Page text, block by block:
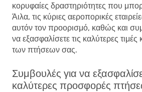
κορυφαίες δραστηριότητες που
Άιλα, τις κύριες αεροπορικές
αυτόν τον προορισμό, καθώς και
να εξασφαλίσετε τις καλύτερες
των πτήσεων σας.
Συμβουλές για να
καλύτερες προσφορές